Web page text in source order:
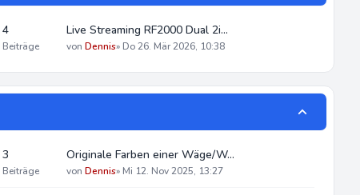
4
Beiträge
Live Streaming RF2000 Dual 2i…
von Dennis» Do 26. Mär 2026, 10:38
3
Beiträge
Originale Farben einer Wäge/W…
von Dennis» Mi 12. Nov 2025, 13:27